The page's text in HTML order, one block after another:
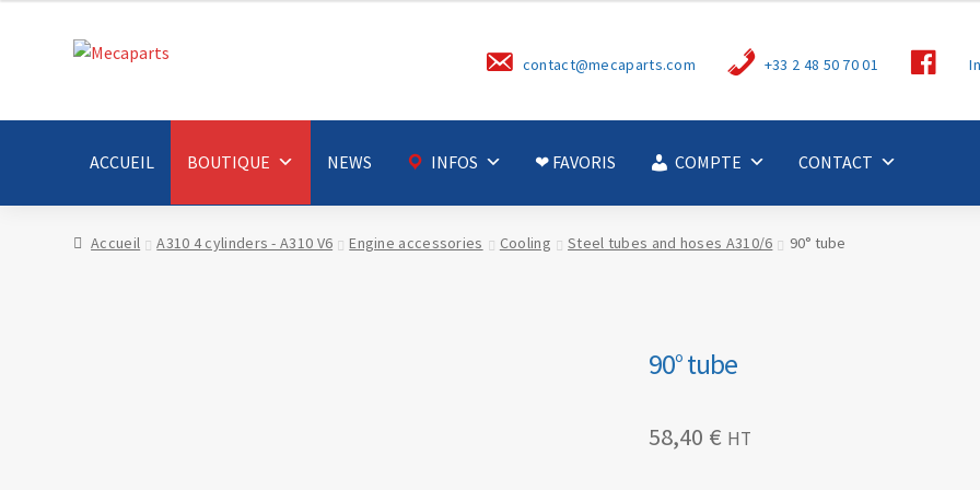
Aller
Aller
contact@mecaparts.com +33 2 48 50 70 01
e
ACCUEIL BOUTIQUE NEWS INFOS ❤ FAVORIS COMPTE CONTACT
Accueil A310 4 cylinders - A310 V6 Engine accessories Cooling Steel tubes and hoses A310/6 90° tube
90° tube
58,40 € HT